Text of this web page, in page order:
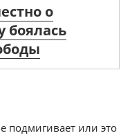
о
боялась
подмигивает или это